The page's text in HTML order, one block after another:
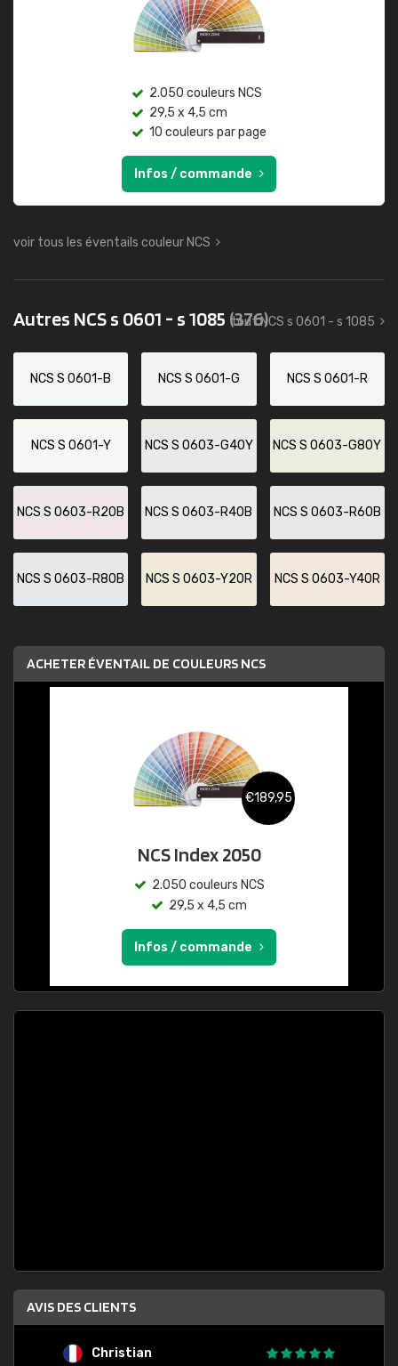
2.050 couleurs NCS
29,5 x 4,5 cm
10 couleurs par page
Infos / commande
voir tous les éventails couleur NCS
Autres NCS s 0601 - s 1085 (376)
tout NCS s 0601 - s 1085
NCS S 0601-B NCS S 0601-G NCS S 0601-R
NCS S 0601-Y NCS S 0603-G40Y NCS S 0603-G80Y
NCS S 0603-R20B NCS S 0603-R40B NCS S 0603-R60B
NCS S 0603-R80B NCS S 0603-Y20R NCS S 0603-Y40R
ACHETER ÉVENTAIL DE COULEURS NCS
€189,95
NCS Index 2050
2.050 couleurs NCS
29,5 x 4,5 cm
Infos / commande
AVIS DES CLIENTS
Christian